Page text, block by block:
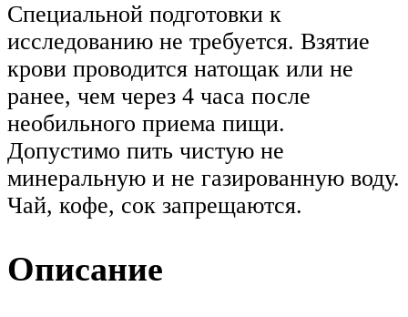
Специальной подготовки к
исследованию не требуется. Взятие
крови проводится натощак или не
ранее, чем через 4 часа после
необильного приема пищи.
Допустимо пить чистую не
минеральную и не газированную воду.
Чай, кофе, сок запрещаются.
Описание